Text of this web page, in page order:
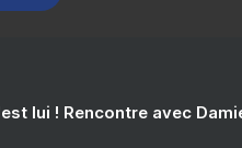
lui ! Rencontre avec